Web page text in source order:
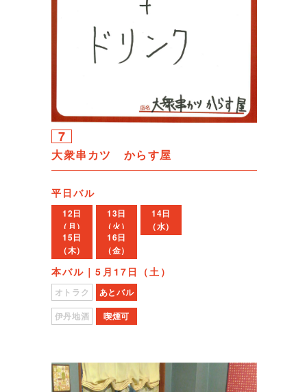
7
大衆串カツ からす屋
平日バル
12日
（月）
13日
（火）
14日
（水）
15日
（木）
16日
（金）
本バル｜5月17日（土）
オトラク
あとバル
伊丹地酒
喫煙可